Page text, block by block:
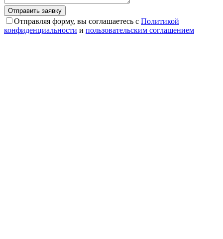
Отправляя форму, вы соглашаетесь с Политикой
конфиденциальности и пользовательским соглашением